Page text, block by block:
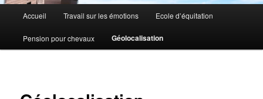
principal
Accueil Travail sur les émotions Ecole d’équitation
Pension pour chevaux Géolocalisation